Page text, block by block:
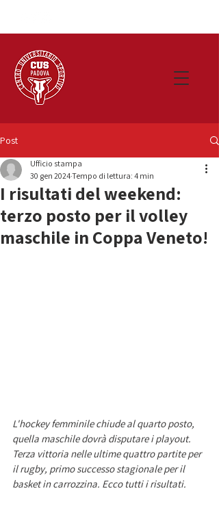
Post
I risultati del weekend:
terzo posto per il volley
maschile in Coppa Veneto!
Ufficio stampa
30 gen 2024Tempo di lettura: 4 min
L'hockey femminile chiude al quarto posto,
quella maschile dovrà disputare i playout.
Terza vittoria nelle ultime quattro partite per
il rugby, primo successo stagionale per il
basket in carrozzina. Ecco tutti i risultati.